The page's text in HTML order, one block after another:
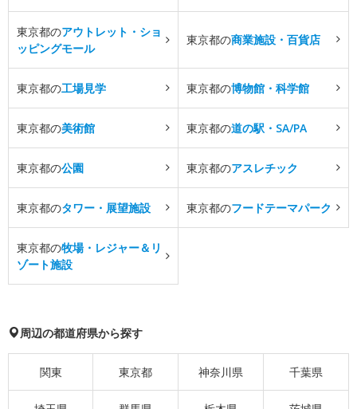
東京都のアウトレット・ショ
ッピングモール
東京都の商業施設・百貨店
東京都の工場見学 東京都の博物館・科学館
東京都の美術館 東京都の道の駅・SA/PA
東京都の公園 東京都のアスレチック
東京都のタワー・展望施設 東京都のフードテーマパーク
東京都の牧場・レジャー＆リ
ゾート施設
周辺の都道府県から探す
関東 東京都 神奈川県 千葉県